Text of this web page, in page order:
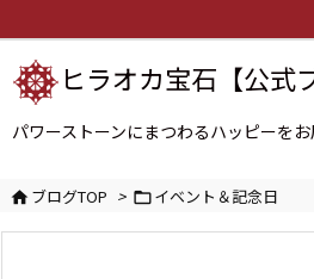
ヒラオカ宝石【公式
パワーストーンにまつわるハッピーを
ブログTOP > イベント＆記念日